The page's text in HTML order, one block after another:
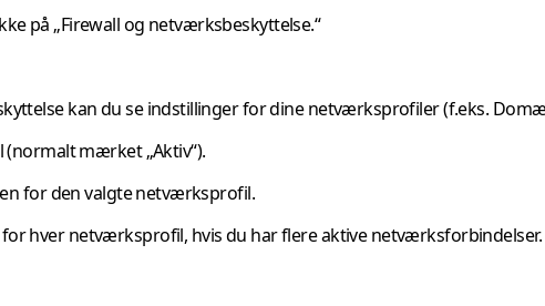
på „Firewall og netværksbeskyttelse.“
kan du se indstillinger for dine netværksprofiler (f.eks.
mærket „Aktiv“).
for den valgte netværksprofil.
hver netværksprofil, hvis du har flere aktive netværksforbindelser.